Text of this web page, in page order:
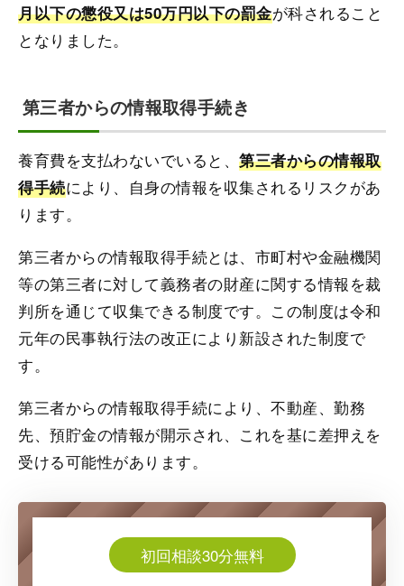
月以下の懲役又は50万円以下の罰金が科されること
となりました。
第三者からの情報取得手続き
養育費を支払わないでいると、第三者からの情報取
得手続により、自身の情報を収集されるリスクがあ
ります。
第三者からの情報取得手続とは、市町村や金融機関
等の第三者に対して義務者の財産に関する情報を裁
判所を通じて収集できる制度です。この制度は令和
元年の民事執行法の改正により新設された制度で
す。
第三者からの情報取得手続により、不動産、勤務
先、預貯金の情報が開示され、これを基に差押えを
受ける可能性があります。
初回相談30分無料